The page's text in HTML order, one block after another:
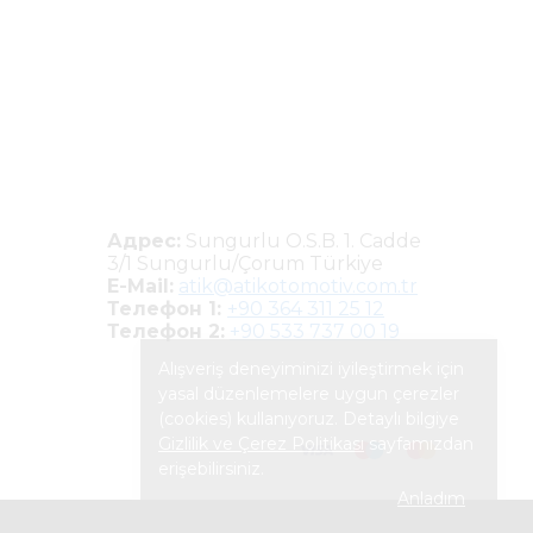
Gizlilik ve Çerez Politikası
sayfamızdan
Anladım
Адрес: Sungurlu O.S.B. 1. Cadde
3/1 Sungurlu/Çorum Türkiye
E-Mail: atik@atikotomotiv.com.tr
Телефон 1: +90 364 311 25 12
Телефон 2: +90 533 737 00 19